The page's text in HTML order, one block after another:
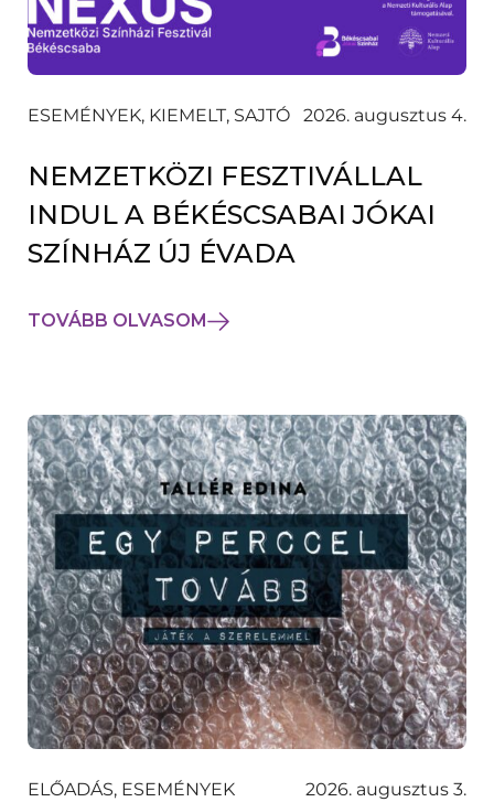
ESEMÉNYEK, KIEMELT, SAJTÓ 2026. augusztus 4.
NEMZETKÖZI FESZTIVÁLLAL
INDUL A BÉKÉSCSABAI JÓKAI
SZÍNHÁZ ÚJ ÉVADA
TOVÁBB OLVASOM
ELŐADÁS, ESEMÉNYEK 2026. augusztus 3.